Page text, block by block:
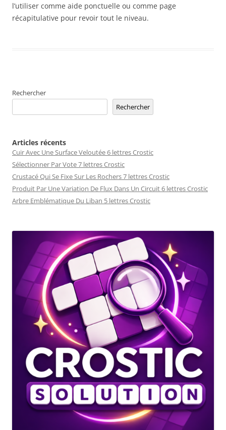
l’utiliser comme aide ponctuelle ou comme page
récapitulative pour revoir tout le niveau.
Rechercher
Rechercher
Articles récents
Cuir Avec Une Surface Veloutée 6 lettres Crostic
Sélectionner Par Vote 7 lettres Crostic
Crustacé Qui Se Fixe Sur Les Rochers 7 lettres Crostic
Produit Par Une Variation De Flux Dans Un Circuit 6 lettres Crostic
Arbre Emblématique Du Liban 5 lettres Crostic